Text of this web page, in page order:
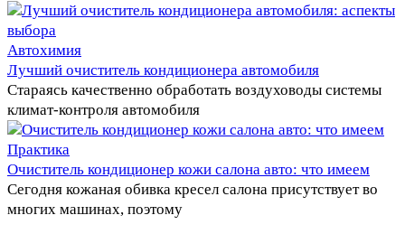
Автохимия
Лучший очиститель кондиционера автомобиля
Стараясь качественно обработать воздуховоды системы
климат-контроля автомобиля
Практика
Очиститель кондиционер кожи салона авто: что имеем
Сегодня кожаная обивка кресел салона присутствует во
многих машинах, поэтому